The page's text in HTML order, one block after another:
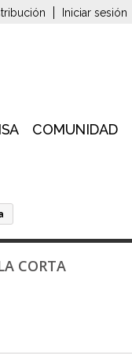
Iniciar sesión
COMUNIDAD
CORTA